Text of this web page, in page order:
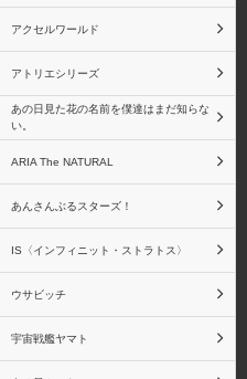
宇髄天元
不死川 実弥
アクセルワールド
アトリエシリーズ
あの日見た花の名前を僕達はまだ知らな
い。
ARIA The NATURAL
あんさんぶるスターズ！
IS〈インフィニット・ストラトス〉
ウサビッチ
宇宙戦艦ヤマト